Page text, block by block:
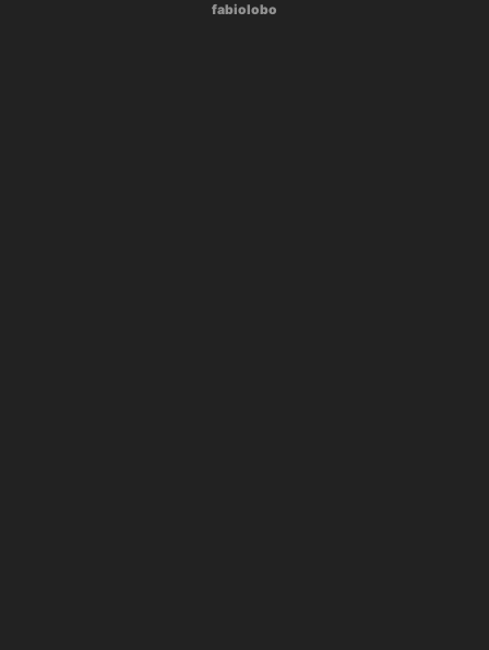
fabiolobo